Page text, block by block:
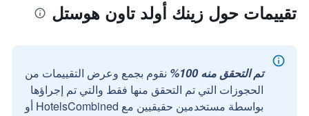
تقييمات حول زينك أولد تاون هوستل
تم التحقق منه 100%
نقوم بجمع وعرض التقييمات من
الحجوزات التي تم التحقق منها فقط والتي تم إجراؤها
بواسطة مستخدمين حقيقيين مع HotelsCombined أو